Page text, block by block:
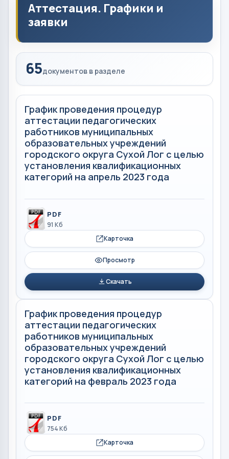
Аттестация. Графики и
заявки
65документов в разделе
График проведения процедур
аттестации педагогических
работников муниципальных
образовательных учреждений
городского округа Сухой Лог с целью
установления квалификационных
категорий на апрель 2023 года
PDF
91 Кб
Карточка
Просмотр
Скачать
График проведения процедур
аттестации педагогических
работников муниципальных
образовательных учреждений
городского округа Сухой Лог с целью
установления квалификационных
категорий на февраль 2023 года
PDF
754 Кб
Карточка